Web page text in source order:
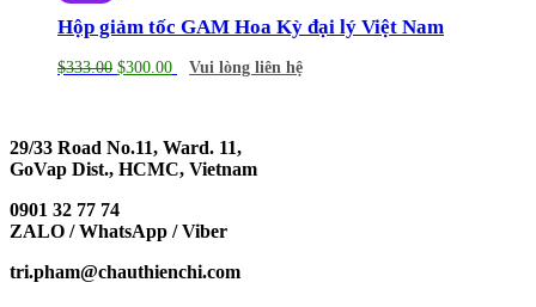
Hộp giảm tốc GAM Hoa Kỳ đại lý Việt Nam
$333.00 $300.00 Vui lòng liên hệ
29/33 Road No.11, Ward. 11,
GoVap Dist., HCMC, Vietnam
0901 32 77 74
ZALO / WhatsApp / Viber
tri.pham@chauthienchi.com